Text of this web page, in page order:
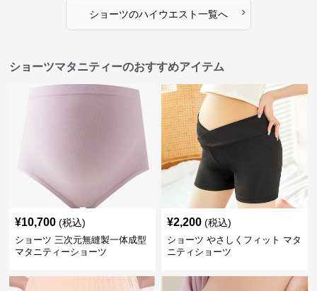
ショーツのハイウエスト一覧へ ›
ショーツマタニティーのおすすめアイテム
¥10,700 (税込)
ショーツ 三次元無縫製一体成型
マタニティーショーツ
¥2,200 (税込)
ショーツ やさしくフィット マタ
ニティショーツ